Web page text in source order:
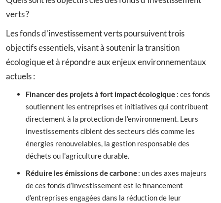
verts ?
Les fonds d’investissement verts poursuivent trois
objectifs essentiels, visant à soutenir la transition
écologique et à répondre aux enjeux environnementaux
actuels :
Financer des projets à fort impact écologique : ces fonds
soutiennent les entreprises et initiatives qui contribuent
directement à la protection de l'environnement. Leurs
investissements ciblent des secteurs clés comme les
énergies renouvelables, la gestion responsable des
déchets ou l'agriculture durable.
Réduire les émissions de carbone: un des axes majeurs
de ces fonds d’investissement est le financement
d’entreprises engagées dans la réduction de leur